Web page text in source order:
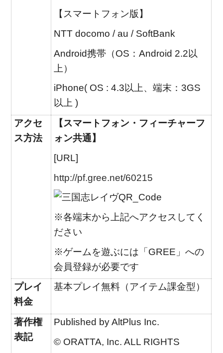
【スマートフォン版】
NTT docomo / au / SoftBank
Android携帯（OS：Android 2.2以
上）
iPhone( OS : 4.3以上、端末：3GS
以上 )
アクセ
ス方法
【スマートフォン・フィーチャーフ
ォン共通】
[URL]
http://pf.gree.net/60215
※各端末から上記へアクセスしてく
ださい
※ゲームを遊ぶには「GREE」への
会員登録が必要です
プレイ
料金
基本プレイ無料（アイテム課金型）
著作権
表記
Published by AltPlus Inc.
© ORATTA, Inc. ALL RIGHTS